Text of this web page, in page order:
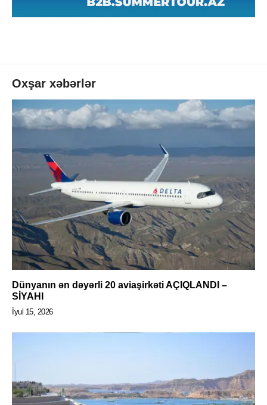
Oxşar xəbərlər
Dünyanın ən dəyərli 20 aviaşirkəti AÇIQLANDI –
SİYAHI
İyul 15, 2026